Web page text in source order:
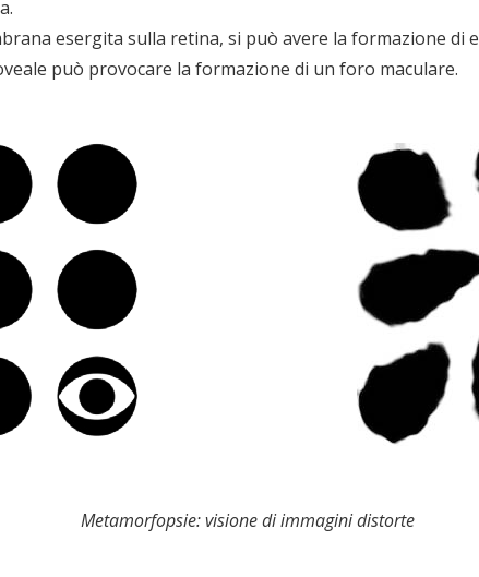
esergita sulla retina, si può avere la formazione di
può provocare la formazione di un foro maculare.
Metamorfopsie: visione di immagini distorte